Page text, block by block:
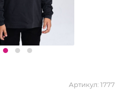
Артикул: 1777